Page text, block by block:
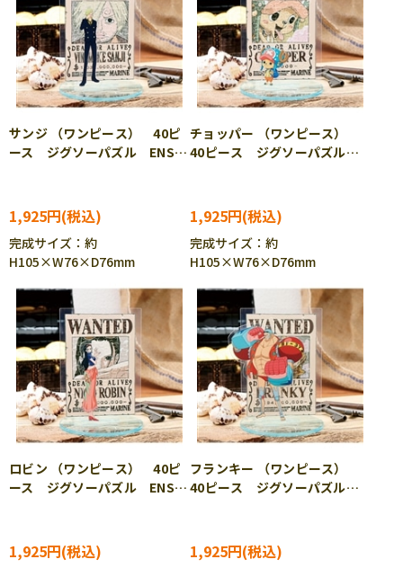
サンジ （ワンピース） 40ピ
ース ジグソーパズル ENS-
1,925円
完成サイズ：約
H105×W76×D76mm
チョッパー （ワンピース）
40ピース ジグソーパズル
1,925円
完成サイズ：約
H105×W76×D76mm
ロビン （ワンピース） 40ピ
ース ジグソーパズル ENS-
1,925円
フランキー （ワンピース）
40ピース ジグソーパズル
1,925円